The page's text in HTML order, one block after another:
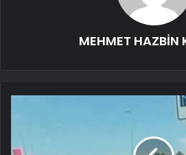
MEHMET HAZBİN